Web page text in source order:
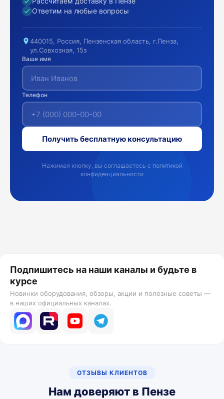
Ответим на любые вопросы
440015, Россия, Пензенская область, г.Пенза,
ул.Совхозная, 15з
Ваше имя
Телефон
Получить бесплатную консультацию
Нажимая кнопку, вы соглашаетесь с политикой
конфиденциальности
Подпишитесь на наши каналы и будьте в
курсе
Новинки оборудования, обзоры, акции и полезные советы —
в наших официальных каналах.
ОТЗЫВЫ КЛИЕНТОВ
Нам доверяют в Пензе